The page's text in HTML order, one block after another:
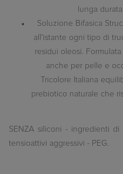
lunga
Soluzione Bifasica
all'istante ogni tipo di
residui oleosi.
anche per pelle e
Tricolore Italiana
prebiotico naturale
SENZA siliconi - ingredienti
tensioattivi aggressivi - PEG.